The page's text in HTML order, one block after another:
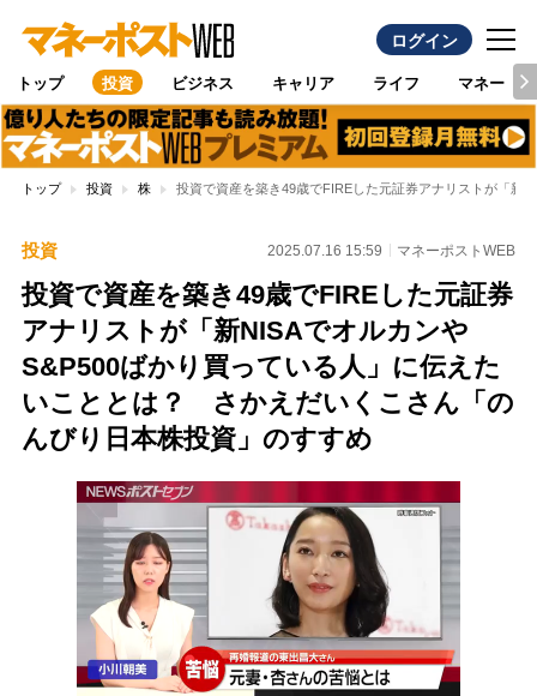
ログイン
トップ 投資 ビジネス キャリア ライフ マネー
トップ 投資 株 投資で資産を築き49歳でFIREした元証券アナリストが「新
投資 2025.07.16 15:59 マネーポストWEB
投資で資産を築き49歳でFIREした元証券
アナリストが「新NISAでオルカンや
S&P500ばかり買っている人」に伝えた
いこととは？ さかえだいくこさん「の
んびり日本株投資」のすすめ